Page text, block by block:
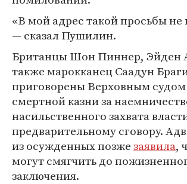
«В мой адрес такой просьбы не
— сказал Пушилин.
Британцы Шон Пиннер, Эйден
также марокканец Саадун
приговорены Верховным
смертной казни за
насильственного захвата
предварительному сговору.
из осужденных позжезаявила,
могут смягчить до
заключения.